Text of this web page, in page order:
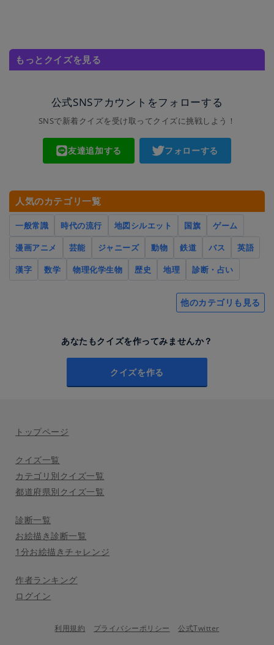
もっとクイズを見る
公式SNSアカウントをフォローする
SNSで新着クイズを受け取ってクイズに挑戦しよう！
友達追加する フォローする
人気のカテゴリ一覧
一般常識 時代の流行 地図シルエット 国旗
ゲーム
漫画アニメ
芸能 ジャニーズ 動物 鉄道 バス
英語
漢字
数学 物理化学生物 歴史 地理 診断・占い
他のカテゴリも見る
あなたもクイズを作ってみませんか？
クイズを作る
トップページ
クイズ一覧
カテゴリ別クイズ一覧
都道府県別クイズ一覧
診断一覧
お絵描き診断一覧
1分お絵描きチャレンジ
作者ランキング
ログイン
利用規約 プライバシーポリシー
公式Twitter